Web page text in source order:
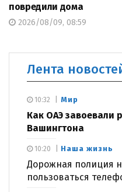
повредили дома
2026/08/09, 08:59
Лента
Мир
Как ОАЭ завоевали
Вашингтона
10:32
Наша жизнь
Дорожная полиция
пользоваться
10:20